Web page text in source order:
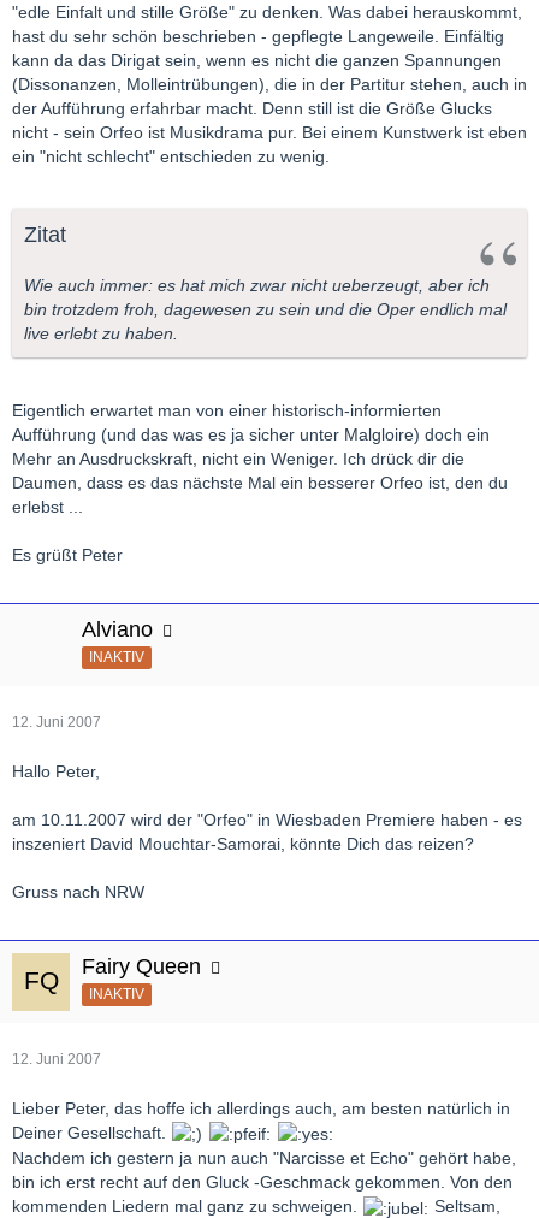
"edle Einfalt und stille Größe" zu denken. Was dabei herauskommt,
hast du sehr schön beschrieben - gepflegte Langeweile. Einfältig
kann da das Dirigat sein, wenn es nicht die ganzen Spannungen
(Dissonanzen, Molleintrübungen), die in der Partitur stehen, auch in
der Aufführung erfahrbar macht. Denn still ist die Größe Glucks
nicht - sein Orfeo ist Musikdrama pur. Bei einem Kunstwerk ist eben
ein "nicht schlecht" entschieden zu wenig.
Zitat
Wie auch immer: es hat mich zwar nicht ueberzeugt, aber ich
bin trotzdem froh, dagewesen zu sein und die Oper endlich mal
live erlebt zu haben.
Eigentlich erwartet man von einer historisch-informierten
Aufführung (und das was es ja sicher unter Malgloire) doch ein
Mehr an Ausdruckskraft, nicht ein Weniger. Ich drück dir die
Daumen, dass es das nächste Mal ein besserer Orfeo ist, den du
erlebst ...
Es grüßt Peter
Alviano
INAKTIV
12. Juni 2007
Hallo Peter,
am 10.11.2007 wird der "Orfeo" in Wiesbaden Premiere haben - es
inszeniert David Mouchtar-Samorai, könnte Dich das reizen?
Gruss nach NRW
Fairy Queen
INAKTIV
12. Juni 2007
Lieber Peter, das hoffe ich allerdings auch, am besten natürlich in
Deiner Gesellschaft.
Nachdem ich gestern ja nun auch "Narcisse et Echo" gehört habe,
bin ich erst recht auf den Gluck -Geschmack gekommen. Von den
kommenden Liedern mal ganz zu schweigen.
Seltsam,